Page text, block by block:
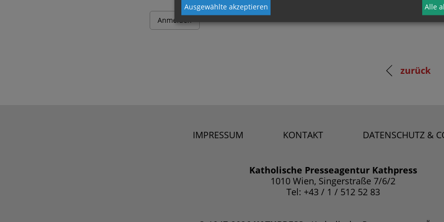
zurück
IMPRESSUM KONTAKT DATENSCHUTZ &
Katholische Presseagentur Kathpress
1010 Wien, Singerstraße 7/6/2
Tel: +43 / 1 / 512 52 83
Ausgewählte akzeptieren Alle